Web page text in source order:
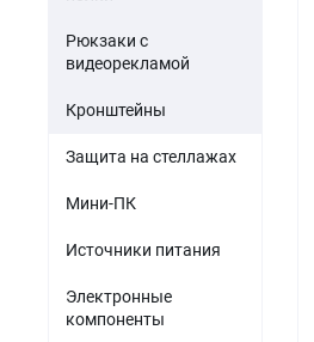
Рюкзаки с
видеорекламой
Кронштейны
Защита на стеллажах
Мини-ПК
Источники питания
Электронные
компоненты